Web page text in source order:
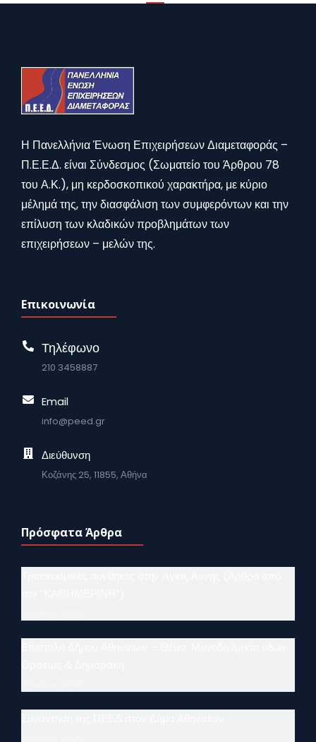
Η Πανελλήνια Ένωση Επιχειρήσεων Διαμεταφοράς –
Π.Ε.Ε.Δ. είναι Σύνδεσμος (Σωματείο του Άρθρου 78
του Α.Κ.), μη κερδοσκοπικού χαρακτήρα, με κύριο
μέλημά της, την διασφάλιση των συμφερόντων και την
επίλυση των κλαδικών προβλημάτων των
επιχειρήσεων – μελών της.
Επικοινωνία
Τηλέφωνο
210 3458887
Email
info@peed.gr
Διεύθυνση
Κοζάνης 25, 11855, Αθήνα
Πρόσφατα Άρθρα